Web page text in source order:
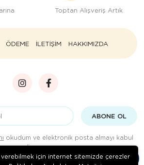
Toptan Alışveriş Artık
ÖDEME İLETİŞİM HAKKIMIZDA
ABONE OL
okudum ve elektronik posta almayı kabul
ediyorum.
için internet sitemizde çerezler